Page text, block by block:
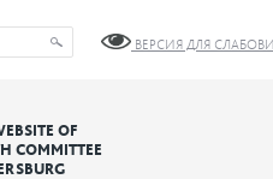
ВЕРСИЯ ДЛЯ
OF
COMMITTEE